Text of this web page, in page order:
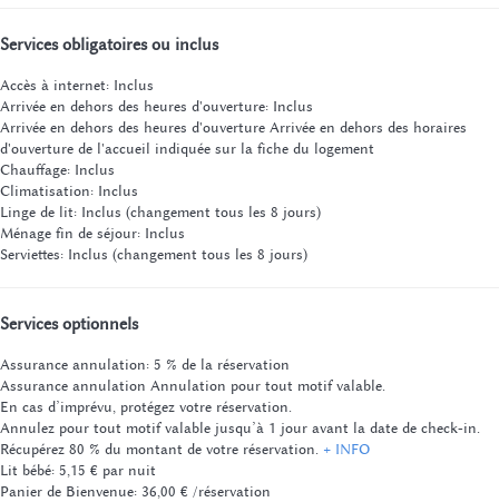
Services obligatoires ou inclus
Accès à internet: Inclus
Arrivée en dehors des heures d'ouverture: Inclus
Arrivée en dehors des heures d'ouverture Arrivée en dehors des horaires
d'ouverture de l'accueil indiquée sur la fiche du logement
Chauffage: Inclus
Climatisation: Inclus
Linge de lit: Inclus (changement tous les 8 jours)
Ménage fin de séjour: Inclus
Serviettes: Inclus (changement tous les 8 jours)
Services optionnels
Assurance annulation: 5 % de la réservation
Assurance annulation Annulation pour tout motif valable.
En cas d’imprévu, protégez votre réservation.
Annulez pour tout motif valable jusqu’à 1 jour avant la date de check-in.
Récupérez 80 % du montant de votre réservation. + INFO
Lit bébé: 5,15 € par nuit
Panier de Bienvenue: 36,00 € /réservation